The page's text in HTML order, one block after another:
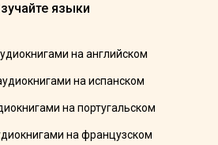
языки
на английском
на испанском
на португальском
на французском